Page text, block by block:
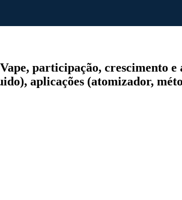
participação, crescimento
aplicações (atomizador,